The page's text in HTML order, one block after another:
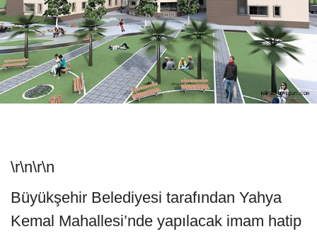
\r\n\r\n
Büyükşehir Belediyesi tarafından Yahya
Kemal Mahallesi’nde yapılacak imam hatip